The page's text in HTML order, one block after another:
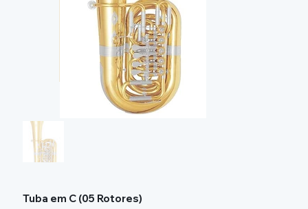
Tuba em C (05 Rotores)